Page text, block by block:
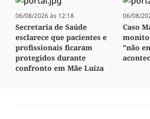
06/08/2026 às 12:18
Secretaria de Saúde
esclarece que pacientes e
profissionais ficaram
protegidos durante
confronto em Mãe Luíza
06/08/
Caso
"não